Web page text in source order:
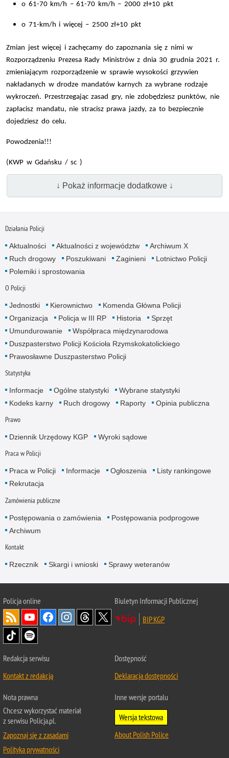
o 61-70 km/h – 61-70 km/h – 2000 zł+10 pkt
o 71-km/h i więcej – 2500 zł+10 pkt
Zmian jest więcej i zachęcamy do zapoznania się z nimi w
Rozporządzeniu Prezesa Rady Ministrów z dnia 30 grudnia 2021 r.
zmieniającym rozporządzenie w sprawie wysokości grzywien
nakładanych w drodze mandatów karnych za wybrane rodzaje
wykroczeń. Przestrzegając zasad gry, nie zdobędziesz punktów, nie
zapłacisz mandatu, nie stracisz prawa jazdy, za to bezpiecznie
dojedziesz do celu.
Powodzenia!!!
(KWP w Gdańsku / sc )
↓ Pokaż informacje dodatkowe ↓
Działania Policji
Aktualności Aktualności z województw
Archiwum X
Ruch drogowy
Poszukiwani Zaginieni
Lotnictwo Policji
Polemiki i sprostowania
O Policji
Jednostki Kierownictwo
Komenda Główna Policji
Organizacja
Policja w III RP Historia
Sprzęt
Umundurowanie
Współpraca międzynarodowa
Duszpasterstwo Policji Kościoła Rzymskokatolickiego
Prawosławne Duszpasterstwo Policji
Statystyka
Informacje Ogólne statystyki
Wybrane statystyki
Kodeks karny
Ruch drogowy Raporty Opinia publiczna
Prawo
Dziennik Urzędowy KGP Wyroki sądowe
Praca w Policji
Praca w Policji Informacje Ogłoszenia
Listy rankingowe
Rekrutacja
Zamówienia publiczne
Postępowania o zamówienia
Postępowania podprogowe
Archiwum
Kontakt
Rzecznik Skargi i wnioski Sprawy weteranów
Policjaonline
Biuletyn Informacji Publicznej
BIP KGP
Redakcja serwisu
Kontakt z redakcją
Dostępność
Deklaracja dostępności
Nota prawna
Chcesz wykorzystać materiał
z serwisu Policja.pl.
Zapoznaj się z zasadami
Polityka prywatności
Inne wersje portalu
Wersja tekstowa
About Polish Police